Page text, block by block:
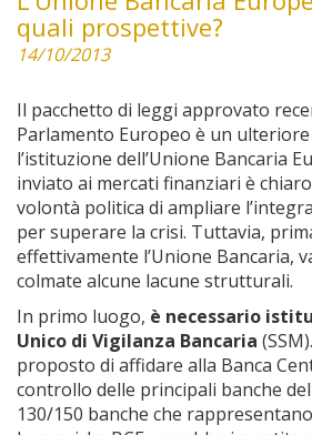
quali prospettive?
14/10/2013
Il pacchetto di leggi approvato
Parlamento Europeo è un
l’istituzione dell’Unione Bancaria
inviato ai mercati finanziari è
volontà politica di ampliare
per superare la crisi. Tuttavia,
effettivamente l’Unione Bancaria,
colmate alcune lacune strutturali.
In primo luogo, è necessario
Unico di Vigilanza Bancaria
proposto di affidare alla Banca
controllo delle principali banche
130/150 banche che